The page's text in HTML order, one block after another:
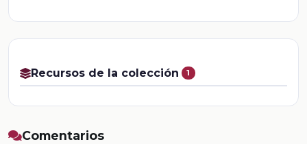
Recursos de la colección 1
Comentarios